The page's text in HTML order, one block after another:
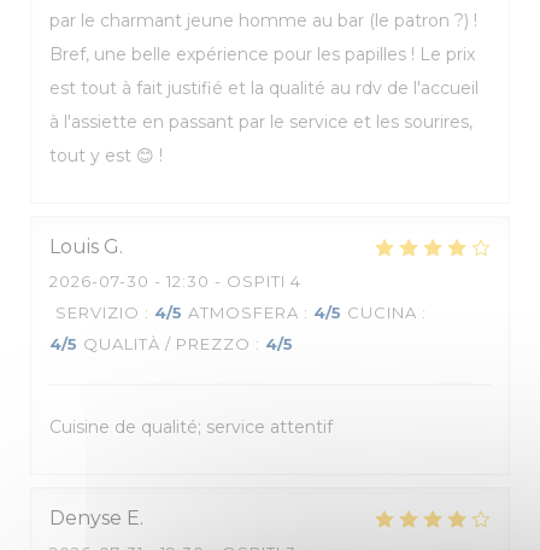
par le charmant jeune homme au bar (le patron ?) !
Bref, une belle expérience pour les papilles ! Le prix
est tout à fait justifié et la qualité au rdv de l'accueil
à l'assiette en passant par le service et les sourires,
tout y est 😊 !
Louis G
2026-07-30 - 12:30 - OSPITI 4
SERVIZIO : 4/5 ATMOSFERA : 4/5 CUCINA :
4/5 QUALITÀ / PREZZO : 4/5
Cuisine de qualité; service attentif
Denyse E